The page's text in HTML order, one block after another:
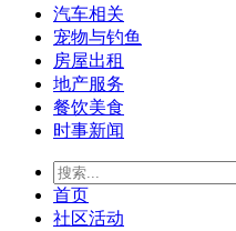
汽车相关
宠物与钓鱼
房屋出租
地产服务
餐饮美食
时事新闻
首页
社区活动